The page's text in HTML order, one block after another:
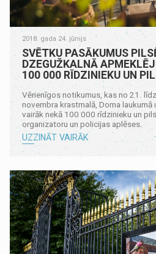
2018. gada 24. jūnijs
SVĒTKU PASĀKUMUS
DZEGUŽKALNĀ
100 000 RĪDZINIEKU UN
Vērienīgos notikumus, kas no 21.
novembra krastmalā, Doma laukumā
vairāk nekā 100 000 rīdzinieku un
organizatoru un policijas aplēses.
UZZINĀT VAIRĀK